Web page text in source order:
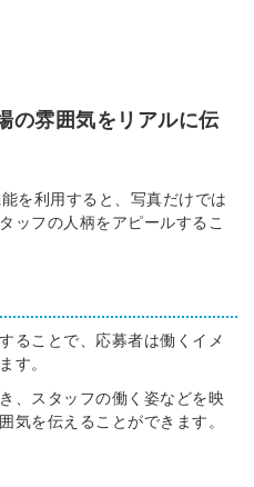
の雰囲気をリアルに伝
を利用すると、写真だけでは
ッフの人柄をアピールするこ
ることで、応募者は働くイメ
す。
、スタッフの働く姿などを映
気を伝えることができます。